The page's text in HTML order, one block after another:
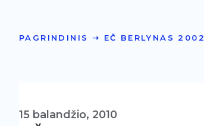
PAGRINDINIS ➝ EČ BERLYNAS 2002
15 balandžio, 2010